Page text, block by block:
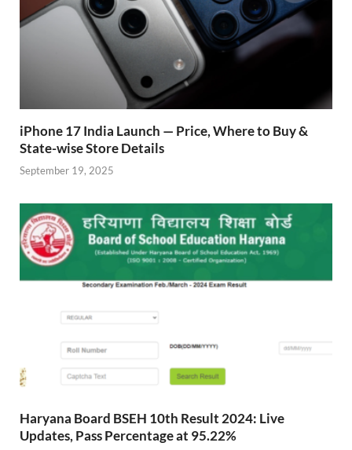
iPhone 17 India Launch — Price, Where to Buy &
State-wise Store Details
September 19, 2025
Haryana Board BSEH 10th Result 2024: Live
Updates, Pass Percentage at 95.22%